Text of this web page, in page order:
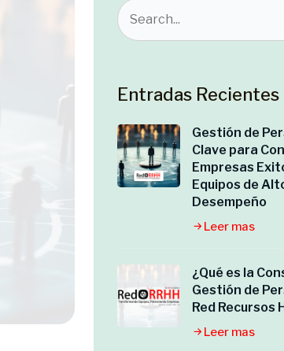
Entradas Recientes
Gestión de
Clave para
Empresas
Equipos de
Desempeño
Leer mas
¿Qué es la
Gestión de
Red Recursos
Leer mas